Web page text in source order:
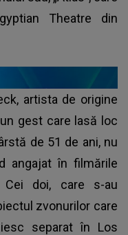
Theatre din
artista de origine
gest care lasă loc
de 51 de ani, nu
angajat în filmările
Cei doi, care s-au
zvonurilor care
separat în Los